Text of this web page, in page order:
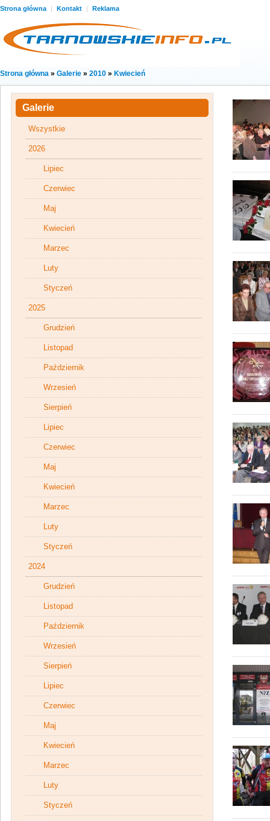
Strona główna | Kontakt | Reklama
Strona główna » Galerie » 2010 » Kwiecień
Galerie
Wszystkie
2026
Lipiec
Czerwiec
Maj
Kwiecień
Marzec
Luty
Styczeń
2025
Grudzień
Listopad
Październik
Wrzesień
Sierpień
Lipiec
Czerwiec
Maj
Kwiecień
Marzec
Luty
Styczeń
2024
Grudzień
Listopad
Październik
Wrzesień
Sierpień
Lipiec
Czerwiec
Maj
Kwiecień
Marzec
Luty
Styczeń